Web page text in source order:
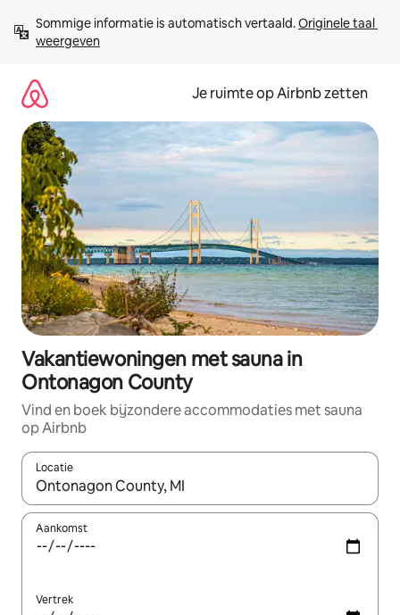
direct
naar
Sommige informatie is automatisch vertaald. Originele taal
weergeven
Je ruimte op Airbnb zetten
Vakantiewoningen met sauna in
Ontonagon County
Vind en boek bijzondere accommodaties met sauna
op Airbnb
Locatie
Wanneer er suggesties beschikbaar zijn, maak je een keuze
Aankomst
Vertrek